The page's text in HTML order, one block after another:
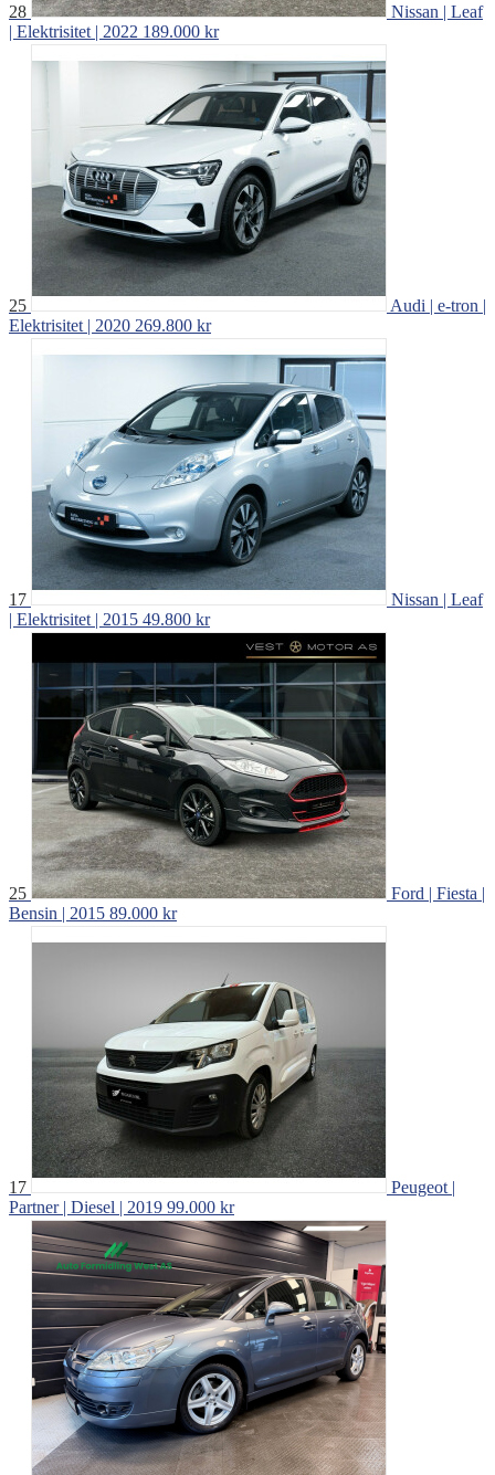
28
Nissan | Leaf
| Elektrisitet | 2022 189.000 kr
25
Audi | e-tron |
Elektrisitet | 2020 269.800 kr
17
Nissan | Leaf
| Elektrisitet | 2015 49.800 kr
25
Ford | Fiesta |
Bensin | 2015 89.000 kr
17
Peugeot |
Partner | Diesel | 2019 99.000 kr